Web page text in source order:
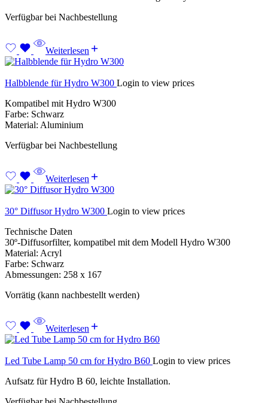
Verfügbar bei Nachbestellung
Weiterlesen
Halbblende für Hydro W300 Login to view prices
Kompatibel mit Hydro W300
Farbe: Schwarz
Material: Aluminium
Verfügbar bei Nachbestellung
Weiterlesen
30° Diffusor Hydro W300 Login to view prices
Technische Daten
30º-Diffusorfilter, kompatibel mit dem Modell Hydro W300
Material: Acryl
Farbe: Schwarz
Abmessungen: 258 x 167
Vorrätig (kann nachbestellt werden)
Weiterlesen
Led Tube Lamp 50 cm for Hydro B60 Login to view prices
Aufsatz für Hydro B 60, leichte Installation.